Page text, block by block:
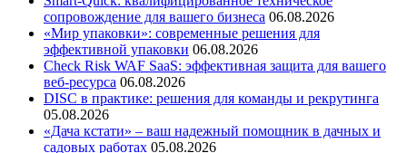
сопровождение для вашего бизнеса 06.08.2026
«Мир упаковки»: современные решения для
эффективной упаковки 06.08.2026
Check Risk WAF SaaS: эффективная защита для вашего
веб-ресурса 06.08.2026
DISC в практике: решения для команды и рекрутинга
05.08.2026
«Дача кстати» – ваш надежный помощник в дачных и
садовых работах 05.08.2026